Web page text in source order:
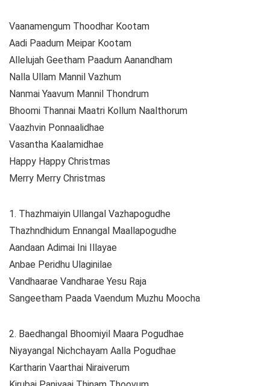
Vaanamengum Thoodhar Kootam
Aadi Paadum Meipar Kootam
Allelujah Geetham Paadum Aanandham
Nalla Ullam Mannil Vazhum
Nanmai Yaavum Mannil Thondrum
Bhoomi Thannai Maatri Kollum Naalthorum
Vaazhvin Ponnaalidhae
Vasantha Kaalamidhae
Happy Happy Christmas
Merry Merry Christmas
1. Thazhmaiyin Ullangal Vazhapogudhe
Thazhndhidum Ennangal Maallapogudhe
Aandaan Adimai Ini Illayae
Anbae Peridhu Ulaginilae
Vandhaarae Vandharae Yesu Raja
Sangeetham Paada Vaendum Muzhu Moocha
2. Baedhangal Bhoomiyil Maara Pogudhae
Niyayangal Nichchayam Aalla Pogudhae
Kartharin Vaarthai Niraiverum